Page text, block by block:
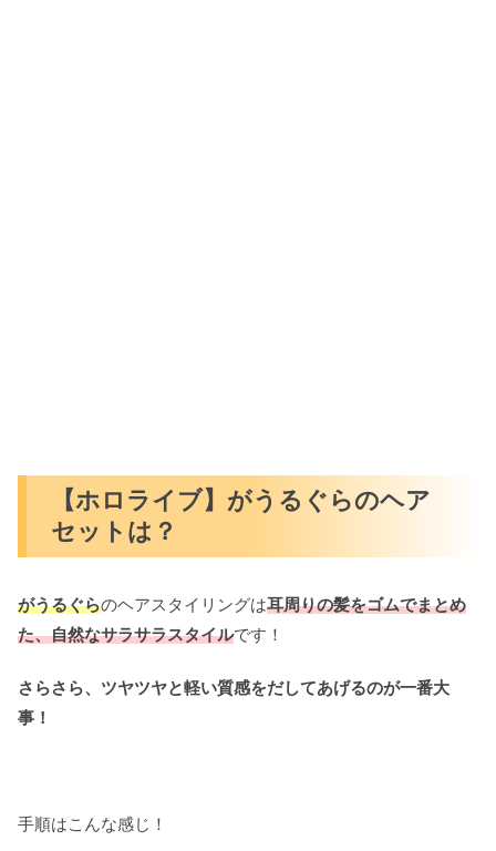
【ホロライブ】がうるぐらのヘア
セットは？
がうるぐらのヘアスタイリングは耳周りの髪をゴムでまとめ
た、自然なサラサラスタイルです！
さらさら、ツヤツヤと軽い質感をだしてあげるのが一番大
事！
手順はこんな感じ！